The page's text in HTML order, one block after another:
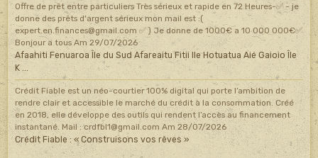
Offre de prêt entre particuliers Très sérieux et rapide en 72 Heures-✅ - je
donne des prêts d'argent sérieux mon mail est :(
expert.en.finances@gmail.com ✅ ) Je donne de 1000€ a 10 000 000€✅
Bonjour a tous Am 29/07/2026
Afaahiti Fenuaroa Île du Sud Afareaitu Fitii Ile Hotuatua Aié Gaioio Île
K ...
Crédit Fiable est un néo-courtier 100% digital qui porte l’ambition de
rendre clair et accessible le marché du crédit à la consommation. Créé
en 2018, elle développe des outils qui rendent l’accès au financement
instantané. Mail : crdfbl1@gmail.com Am 28/07/2026
Crédit Fiable : « Construisons vos rêves »